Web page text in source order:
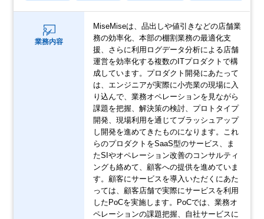
業務内容
MiseMiseは、品出しや値引きなどの店舗業
務の効率化、本部の棚割業務の最適化支
援、さらに利用ログデータ分析による店舗
運営を効率化する複数のITプロダクトで構
成しています。プロダクト開発にあたって
は、エンジニアが実際に小売業の現場に入
り込んで、業務オペレーションを見ながら
課題を把握、解決策の検討、プロトタイプ
開発、現場利用を通じてブラッシュアップ
し開発を進めてきたものになります。これ
らのプロダクトをSaaS型のサービス、ま
たSIやオペレーション改善のコンサルティ
ングも絡めて、顧客への提供を進めていま
す。顧客にサービスを導入いただくにあた
っては、顧客店舗で実際にサービスを利用
したPoCを実施します。PoCでは、業務オ
ペレーションの課題把握、自社サービスに